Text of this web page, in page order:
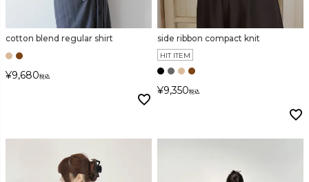
cotton blend regular shirt
¥9,680税込
side ribbon compact knit
HIT ITEM
¥9,350税込